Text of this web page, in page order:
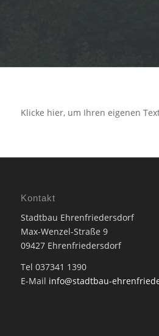
Klicke hier, um Ihren eigenen
Kontakt
Stadtbau Ehrenfriedersdorf
Max-Wenzel-Straße 9
09427 Ehrenfriedersdorf
Tel 037341 1390
E-Mail info@stadtbau-